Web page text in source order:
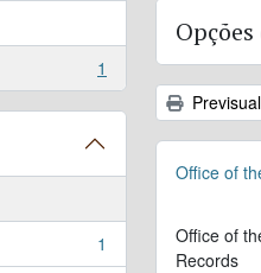
1
1
Office of
Office of
Records